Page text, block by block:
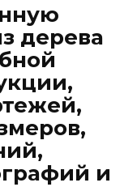
дерева
и